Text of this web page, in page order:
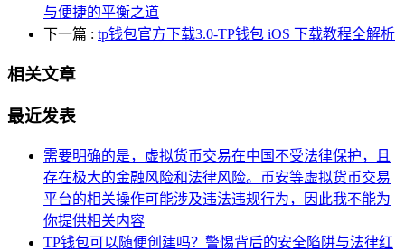
与便捷的平衡之道
下一篇 : tp钱包官方下载3.0-TP钱包 iOS 下载教程全解析
相关文章
最近发表
需要明确的是，虚拟货币交易在中国不受法律保护，且
存在极大的金融风险和法律风险。币安等虚拟货币交易
平台的相关操作可能涉及违法违规行为，因此我不能为
你提供相关内容
TP钱包可以随便创建吗？警惕背后的安全陷阱与法律红